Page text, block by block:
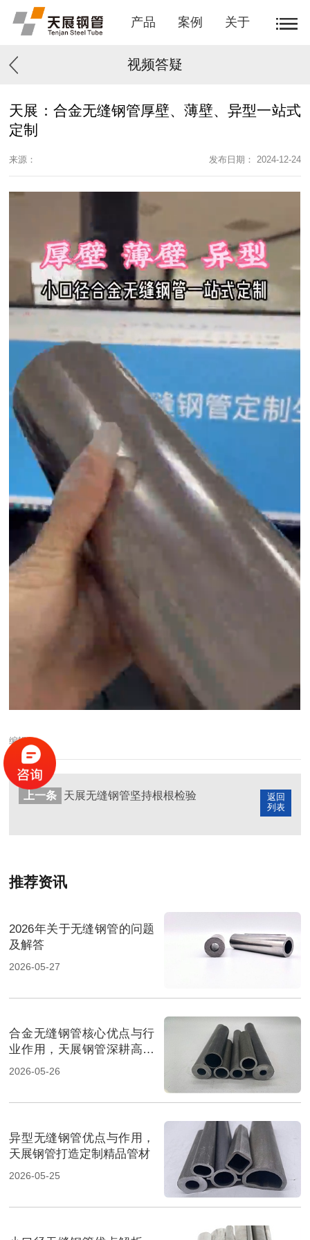
产品 案例 关于
视频答疑
天展：合金无缝钢管厚壁、薄壁、异型一站式
定制
来源： 发布日期： 2024-12-24
编辑：
返回
列表
上一条 天展无缝钢管坚持根根检验
推荐资讯
2026年关于无缝钢管的问题
及解答
2026-05-27
合金无缝钢管核心优点与行
业作用，天展钢管深耕高端
管材
2026-05-26
异型无缝钢管优点与作用，
天展钢管打造定制精品管材
2026-05-25